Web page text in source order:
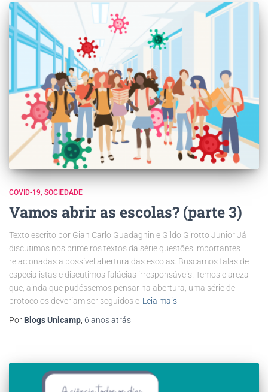
COVID-19 SOCIEDADE
Vamos abrir as escolas? (parte 3)
Texto escrito por Gian Carlo Guadagnin e Gildo Girotto Junior Já
discutimos nos primeiros textos da série questões importantes
relacionadas a possível abertura das escolas. Buscamos falas de
especialistas e discutimos falácias irresponsáveis. Temos clareza
que, ainda que pudéssemos pensar na abertura, uma série de
protocolos deveriam ser seguidos e Leia mais
Por Blogs Unicamp, 6 anosatrás